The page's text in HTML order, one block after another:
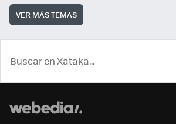
VER MÁS TEMAS